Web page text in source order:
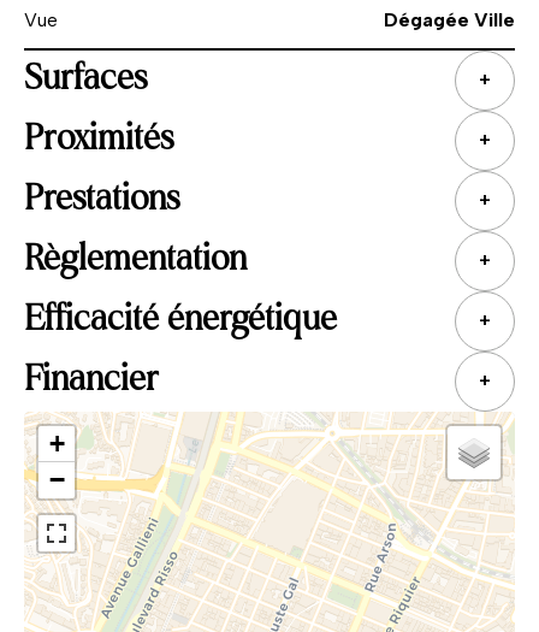
Vue Dégagée Ville
Surfaces +
Proximités +
Prestations +
Règlementation +
Efficacité énergétique +
Financier +
+
−